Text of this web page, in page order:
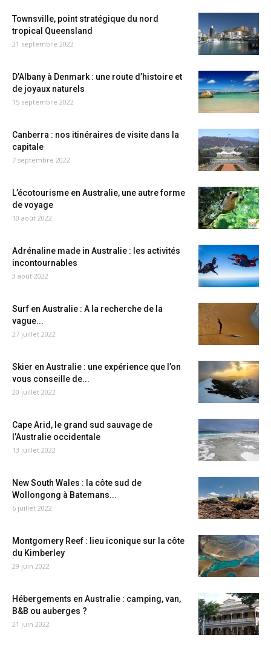
Townsville, point stratégique du nord
tropical Queensland
21 septembre 2022
D’Albany à Denmark : une route d’histoire et
de joyaux naturels
15 septembre 2022
Canberra : nos itinéraires de visite dans la
capitale
7 septembre 2022
L’écotourisme en Australie, une autre forme
de voyage
10 août 2022
Adrénaline made in Australie : les activités
incontournables
3 août 2022
Surf en Australie : A la recherche de la
vague...
27 juillet 2022
Skier en Australie : une expérience que l’on
vous conseille de...
20 juillet 2022
Cape Arid, le grand sud sauvage de
l’Australie occidentale
13 juillet 2022
New South Wales : la côte sud de
Wollongong à Batemans...
6 juillet 2022
Montgomery Reef : lieu iconique sur la côte
du Kimberley
29 juin 2022
Hébergements en Australie : camping, van,
B&B ou auberges ?
21 juin 2022